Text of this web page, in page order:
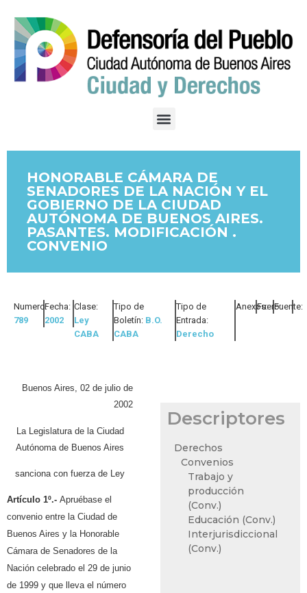
HONORABLE CÁMARA DE
SENADORES DE LA NACIÓN Y EL
GOBIERNO DE LA CIUDAD
AUTÓNOMA DE BUENOS AIRES.
PASANTES. MODIFICACIÓN .
CONVENIO
Numero:
789
Fecha:
2002
Clase:
Ley
CABA
Tipo de
Boletín: B.O.
CABA
Tipo de
Entrada:
Derecho
Anexos:Fuero:Fuente:
Buenos Aires, 02 de julio de
2002
La Legislatura de la Ciudad
Autónoma de Buenos Aires
sanciona con fuerza de Ley
Artículo 1º.- Apruébase el
convenio entre la Ciudad de
Buenos Aires y la Honorable
Cámara de Senadores de la
Nación celebrado el 29 de junio
de 1999 y que lleva el número
Descriptores
Derechos
Convenios
Trabajo y
producción
(Conv.)
Educación (Conv.)
Interjurisdiccional
(Conv.)